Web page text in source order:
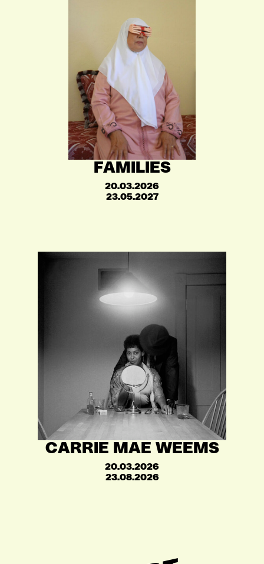
FAMILIES
20.03.2026
23.05.2027
CARRIE MAE WEEMS
20.03.2026
23.08.2026